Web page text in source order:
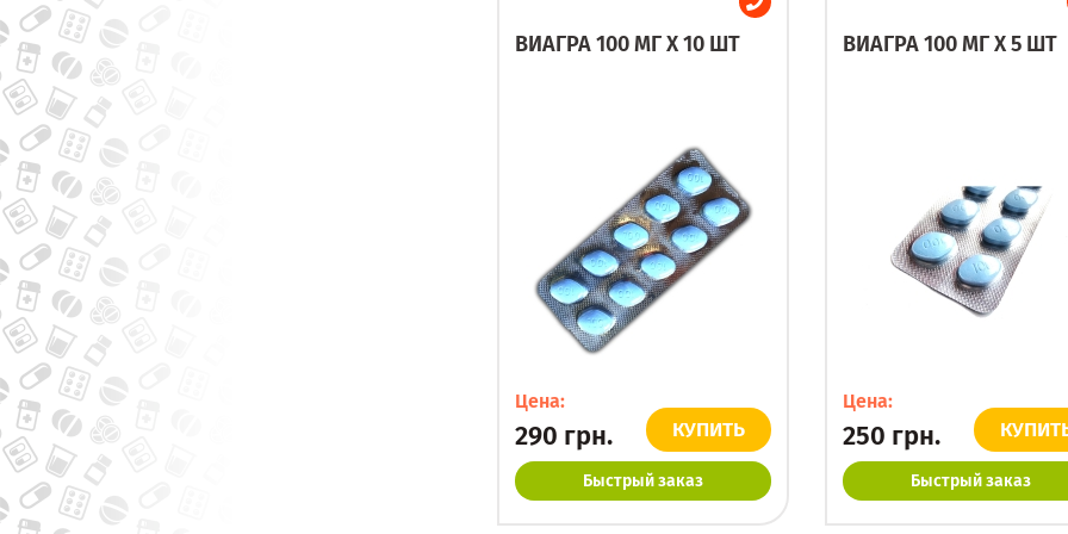
ВИАГРА 100 МГ X 10 ШТ
Цена:
290 грн. КУПИТЬ
Быстрый заказ
ВИАГРА 100 МГ X 5 ШТ
Цена:
250 грн.
Быстрый заказ